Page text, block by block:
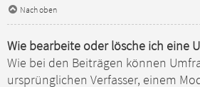
Nach oben
Wie bearbeite oder lösche ich eine
Wie bei den Beiträgen können
ursprünglichen Verfasser, einem